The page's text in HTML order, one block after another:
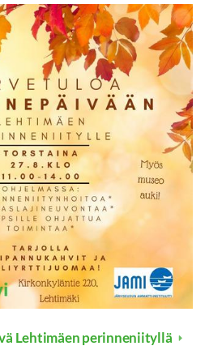
Lehtimäen perinneniityllä